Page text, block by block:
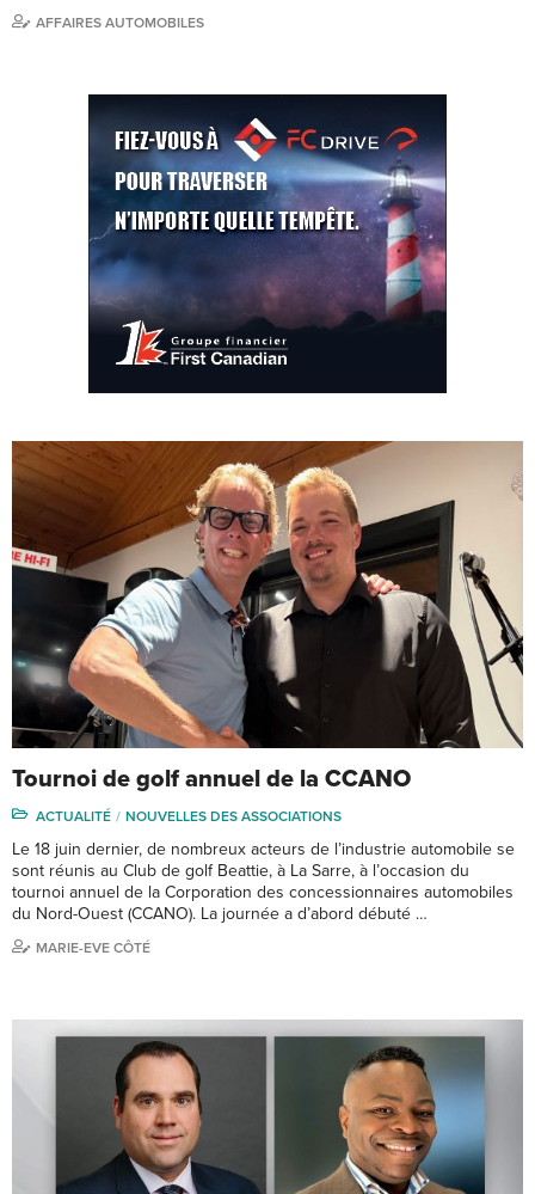
AFFAIRES AUTOMOBILES
Tournoi de golf annuel de la CCANO
ACTUALITÉ NOUVELLES DES ASSOCIATIONS
Le 18 juin dernier, de nombreux acteurs de l’industrie automobile se
sont réunis au Club de golf Beattie, à La Sarre, à l’occasion du
tournoi annuel de la Corporation des concessionnaires automobiles
du Nord-Ouest (CCANO). La journée a d’abord débuté …
MARIE-EVE CÔTÉ